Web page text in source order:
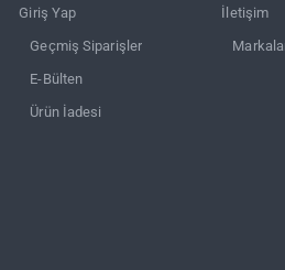
Giriş Yap
Geçmiş Siparişler
E-Bülten
Ürün İadesi
İletişim